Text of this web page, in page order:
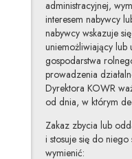
administracyjnej,
interesem nabywcy
nabywcy wskazuje
uniemożliwiający lub
gospodarstwa
prowadzenia
Dyrektora KOWR
od dnia, w którym
Zakaz zbycia lub
i stosuje się do
wymienić: